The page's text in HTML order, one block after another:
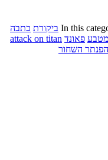
In this ביקורת כתבה
מטבע פאונד attack on titan
הפנתר השחור